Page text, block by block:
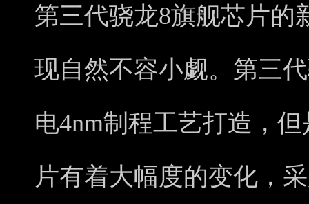
第三代骁龙8旗舰芯片的
现自然不容小觑。第三
电4nm制程工艺打造，
片有着大幅度的变化，